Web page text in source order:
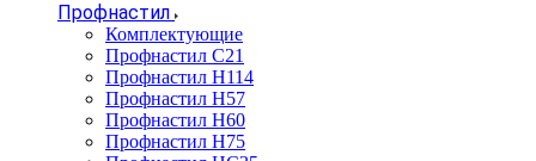
Профнастил
Комплектующие
Профнастил C21
Профнастил Н114
Профнастил Н57
Профнастил Н60
Профнастил Н75